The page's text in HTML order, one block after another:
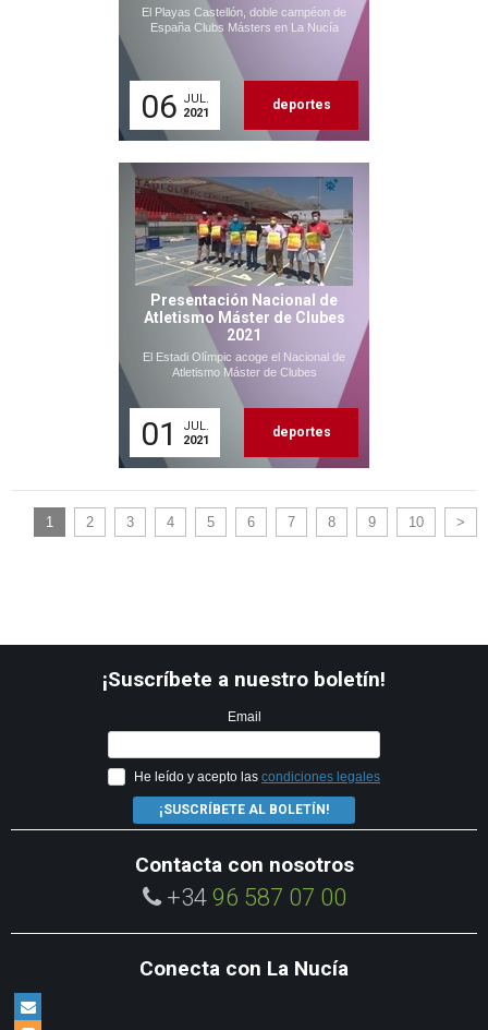
El Playas Castellón, doble campéon de
España Clubs Másters en La Nucía
06 JUL.
2021
deportes
Presentación Nacional de
Atletismo Máster de Clubes
2021
El Estadi Olímpic acoge el Nacional de
Atletismo Máster de Clubes
01
JUL.
2021
deportes
1 2 3 4 5 6 7 8 9 10 >
¡Suscríbete a nuestro boletín!
Email
He leído y acepto las condiciones legales
¡SUSCRÍBETE AL BOLETÍN!
Contacta con nosotros
+34 96 587 07 00
Conecta con La Nucía